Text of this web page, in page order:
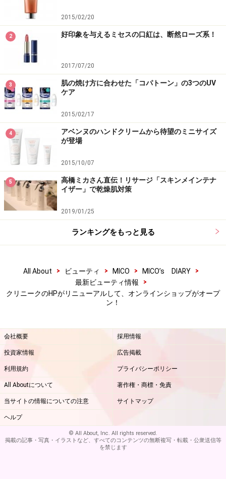
2015/02/20
2 好印象を与えるミセスの口紅は、断然ローズ系！
2017/07/20
3
肌の焼け方に合わせた「コパトーン」の3つのUV
ケア
2015/02/17
4
アベンヌのハンドクリームから待望のミニサイズ
が登場
2015/10/07
5
高橋ミカさん直伝！リサージ「スキンメインテナ
イザー」で乾燥肌対策
2019/01/25
ランキングをもっと見る
All About > ビューティ > MICO > MICO’s DIARY
>
最新ビューティ情報
>
クリニークのHPがリニューアルして、オンラインショップがオープ
ン！
会社概要 採用情報
投資家情報 広告掲載
利用規約 プライバシーポリシー
All Aboutについて 著作権・商標・免責
当サイトの情報についての注意 サイトマップ
ヘルプ
© All About, Inc. All rights reserved.
掲載の記事・写真・イラストなど、すべてのコンテンツの無断複写・転載・公衆送信等
を禁じます